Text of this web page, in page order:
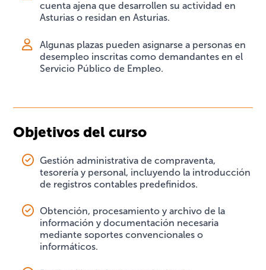
cuenta ajena que desarrollen su actividad en
Asturias o residan en Asturias.
Algunas plazas pueden asignarse a personas en
desempleo inscritas como demandantes en el
Servicio Público de Empleo.
Objetivos del curso
Gestión administrativa de compraventa,
tesorería y personal, incluyendo la introducción
de registros contables predefinidos.
Obtención, procesamiento y archivo de la
información y documentación necesaria
mediante soportes convencionales o
informáticos.